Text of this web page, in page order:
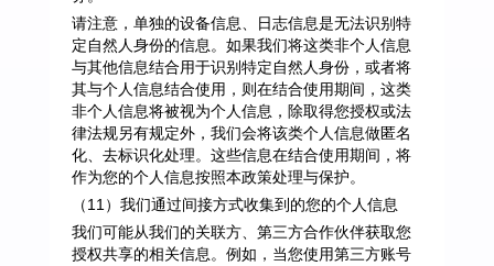
请注意，单独的设备信息、日志信息是无法识别特
定自然人身份的信息。如果我们将这类非个人信息
与其他信息结合用于识别特定自然人身份，或者将
其与个人信息结合使用，则在结合使用期间，这类
非个人信息将被视为个人信息，除取得您授权或法
律法规另有规定外，我们会将该类个人信息做匿名
化、去标识化处理。这些信息在结合使用期间，将
作为您的个人信息按照本政策处理与保护。
（11）我们通过间接方式收集到的您的个人信息
我们可能从我们的关联方、第三方合作伙伴获取您
授权共享的相关信息。例如，当您使用第三方账号